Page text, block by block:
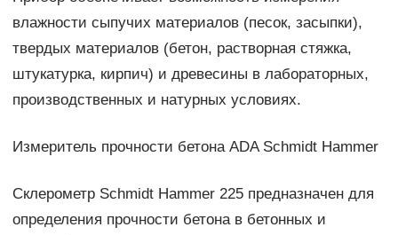
влажности сыпучих материалов (песок, засыпки),
твердых материалов (бетон, растворная стяжка,
штукатурка, кирпич) и древесины в лабораторных,
производственных и натурных условиях.
Измеритель прочности бетона ADA Schmidt Hammer
Склерометр Schmidt Hammer 225 предназначен для
определения прочности бетона в бетонных и